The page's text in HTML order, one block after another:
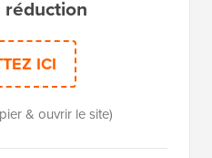
réduction
ICI
& ouvrir le site)